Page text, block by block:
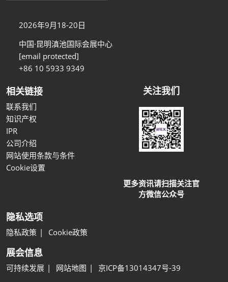
2026年9月18-20日
中国·昆明滇池国际会展中心
[email protected]
+86 10 5933 9349
相关链接
联系我们
知识产权
IPR
公司介绍
网站使用条款与条件
Cookie设置
关注我们
更多资讯请扫描关注官
方微信公众号
隐私选项
隐私政策 Cookie政策
展会信息
可持续发展 网站地图 京ICP备13014347号-39